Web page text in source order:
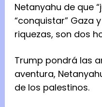
Netanyahu de que
“conquistar” Gaza
riquezas, son dos
Trump pondrá las
aventura,
de los palestinos.